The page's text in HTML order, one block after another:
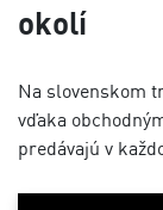
okolí
Na slovenskom
vďaka
predávajú v